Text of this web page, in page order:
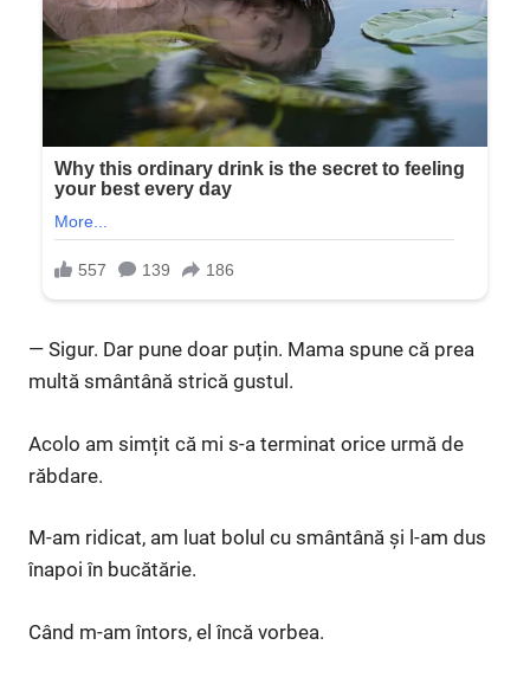
— Sigur. Dar pune doar puțin. Mama spune că prea
multă smântână strică gustul.
Acolo am simțit că mi s-a terminat orice urmă de
răbdare.
M-am ridicat, am luat bolul cu smântână și l-am dus
înapoi în bucătărie.
Când m-am întors, el încă vorbea.